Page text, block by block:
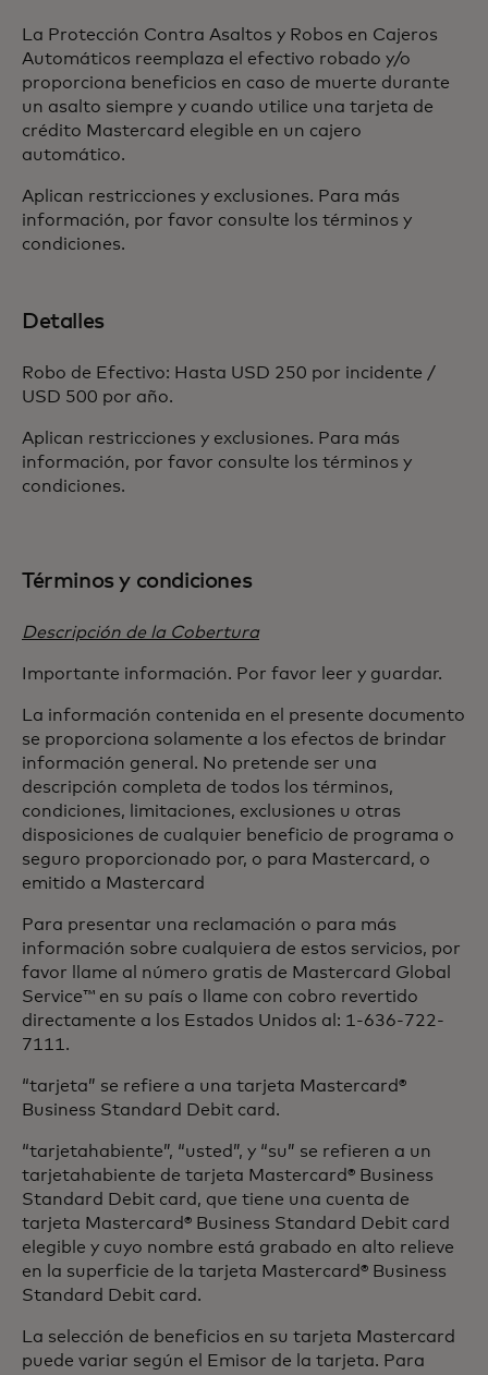
La Protección Contra Asaltos y Robos en Cajeros
Automáticos reemplaza el efectivo robado y/o
proporciona beneficios en caso de muerte durante
un asalto siempre y cuando utilice una tarjeta de
crédito Mastercard elegible en un cajero
automático.
Aplican restricciones y exclusiones. Para más
información, por favor consulte los términos y
condiciones.
Detalles
Robo de Efectivo: Hasta USD 250 por incidente /
USD 500 por año.
Aplican restricciones y exclusiones. Para más
información, por favor consulte los términos y
condiciones.
Términos y condiciones
Descripción de la Cobertura
Importante información. Por favor leer y guardar.
La información contenida en el presente documento
se proporciona solamente a los efectos de brindar
información general. No pretende ser una
descripción completa de todos los términos,
condiciones, limitaciones, exclusiones u otras
disposiciones de cualquier beneficio de programa o
seguro proporcionado por, o para Mastercard, o
emitido a Mastercard
Para presentar una reclamación o para más
información sobre cualquiera de estos servicios, por
favor llame al número gratis de Mastercard Global
Service™ en su país o llame con cobro revertido
directamente a los Estados Unidos al: 1-636-722-
7111.
“tarjeta” se refiere a una tarjeta Mastercard®
Business Standard Debit card.
“tarjetahabiente”, “usted”, y “su” se refieren a un
tarjetahabiente de tarjeta Mastercard® Business
Standard Debit card, que tiene una cuenta de
tarjeta Mastercard® Business Standard Debit card
elegible y cuyo nombre está grabado en alto relieve
en la superficie de la tarjeta Mastercard® Business
Standard Debit card.
La selección de beneficios en su tarjeta Mastercard
puede variar según el Emisor de la tarjeta. Para